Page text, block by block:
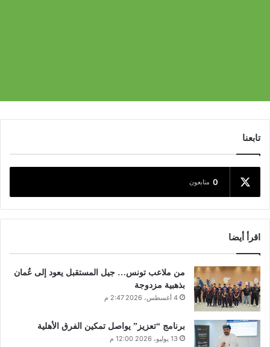
تابعنا
0 متابعون
اقرأ أيضا
من ملاعب تونس… جيل المستقبل يعود إلى عُمان
بذهبية مزدوجة
4 أغسطس، 2026 2:47 م
برنامج “تعزيز” يواصل تمكين الفرق الأهلية
13 يوليو، 2026 12:00 م